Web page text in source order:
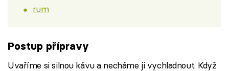
rum
Postup přípravy
Uvaříme si silnou kávu a necháme ji vychladnout. Když